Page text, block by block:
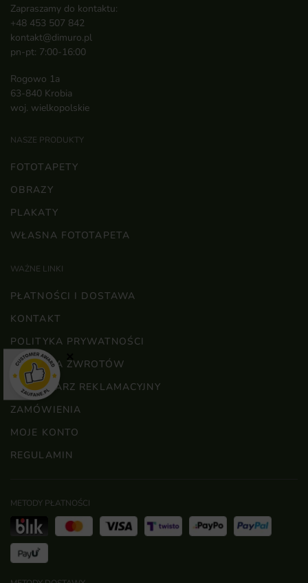
Zapraszamy do kontaktu:
+48 453 507 842
kontakt@dimuro.pl
pn-pt: 7:00-16:00
Rogowo 1a
63-840 Krobia
woj. wielkopolskie
NASZE PRODUKTY
FOTOTAPETY
OBRAZY
PLAKATY
WŁASNA FOTOTAPETA
WAŻNE LINKI
PŁATNOŚCI I DOSTAWA
KONTAKT
POLITYKA PRYWATNOŚCI
POLITYKA ZWROTÓW
FORMULARZ REKLAMACYJNY
ZAMÓWIENIA
MOJE KONTO
REGULAMIN
METODY PŁATNOŚCI
×